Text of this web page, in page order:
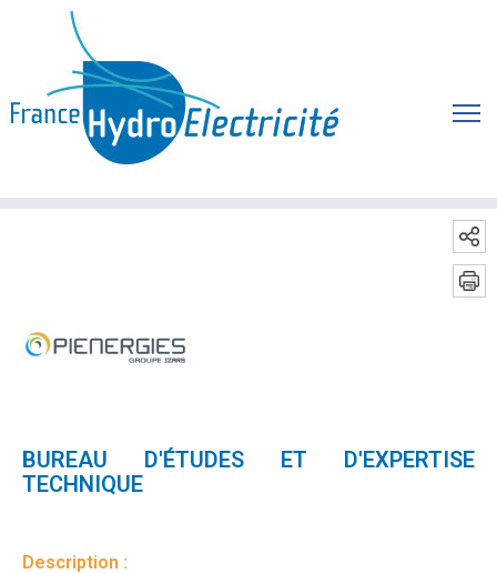
BUREAU D'ÉTUDES ET D'EXPERTISE
TECHNIQUE
Description :